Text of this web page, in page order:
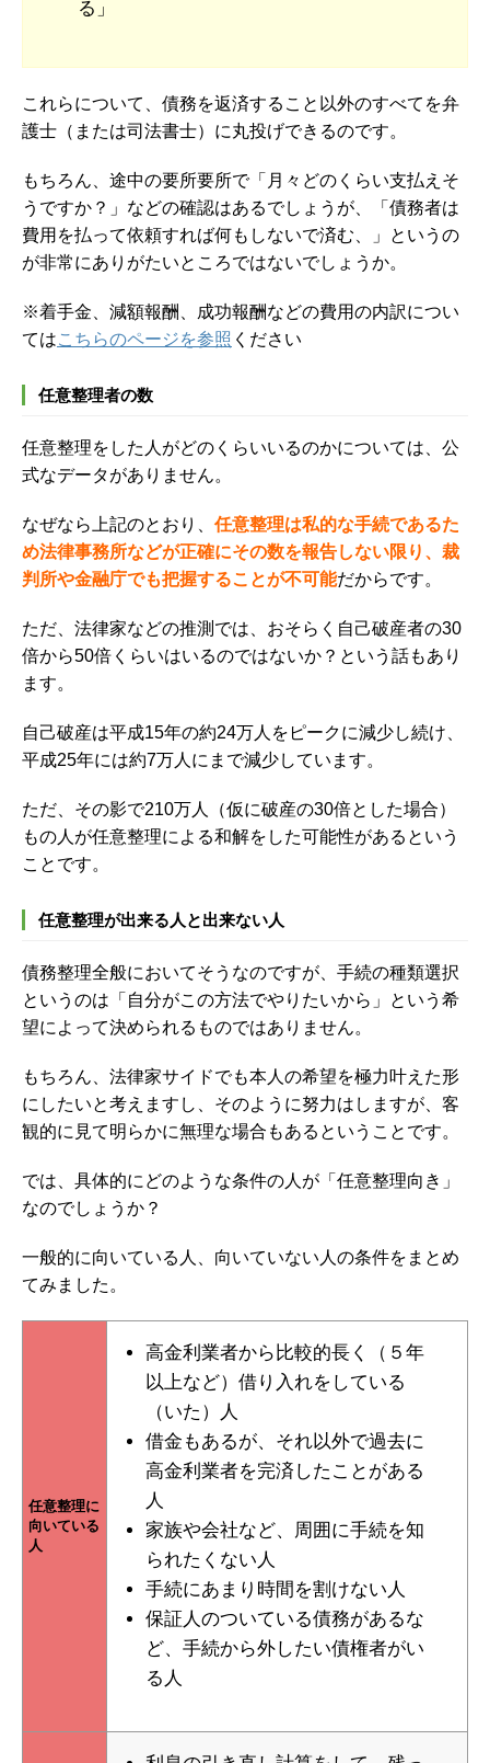
る」
これらについて、債務を返済すること以外のすべてを弁
護士（または司法書士）に丸投げできるのです。
もちろん、途中の要所要所で「月々どのくらい支払えそ
うですか？」などの確認はあるでしょうが、「債務者は
費用を払って依頼すれば何もしないで済む、」というの
が非常にありがたいところではないでしょうか。
※着手金、減額報酬、成功報酬などの費用の内訳につい
てはこちらのページを参照 ください
任意整理者の数
任意整理をした人がどのくらいいるのかについては、公
式なデータがありません。
なぜなら上記のとおり、 任意整理は私的な手続であるた
め法律事務所などが正確にその数を報告しない限り、裁
判所や金融庁でも把握することが不可能だからです。
ただ、法律家などの推測では、おそらく自己破産者の30
倍から50倍くらいはいるのではないか？という話もあり
ます。
自己破産は平成15年の約24万人をピークに減少し続け、
平成25年には約7万人にまで減少しています。
ただ、その影で210万人（仮に破産の30倍とした場合）
もの人が任意整理による和解をした可能性があるという
ことです。
任意整理が出来る人と出来ない人
債務整理全般においてそうなのですが、手続の種類選択
というのは「自分がこの方法でやりたいから」という希
望によって決められるものではありません。
もちろん、法律家サイドでも本人の希望を極力叶えた形
にしたいと考えますし、そのように努力はしますが、客
観的に見て明らかに無理な場合もあるということです。
では、具体的にどのような条件の人が「任意整理向き」
なのでしょうか？
一般的に向いている人、向いていない人の条件をまとめ
てみました。
任意整理に
向いている
人
高金利業者から比較的長く（５年
以上など）借り入れをしている
（いた）人
借金もあるが、それ以外で過去に
高金利業者を完済したことがある
人
家族や会社など、周囲に手続を知
られたくない人
手続にあまり時間を割けない人
保証人のついている債務があるな
ど、手続から外したい債権者がい
る人